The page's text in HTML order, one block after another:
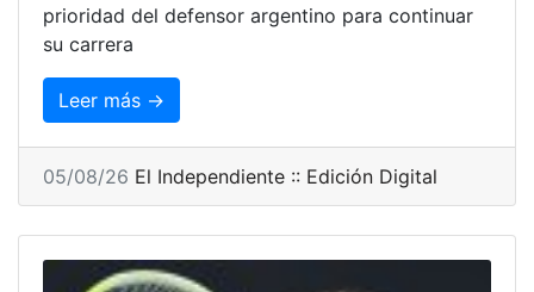
prioridad del defensor argentino para continuar
su carrera
Leer más →
05/08/26 El Independiente :: Edición Digital